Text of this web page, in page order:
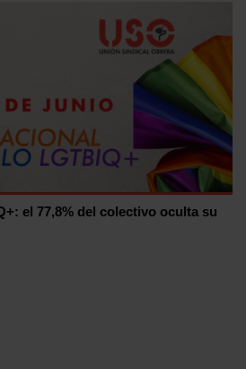
el 77,8% del colectivo oculta su